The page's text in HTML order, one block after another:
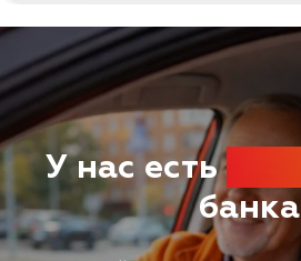
У нас есть
банка